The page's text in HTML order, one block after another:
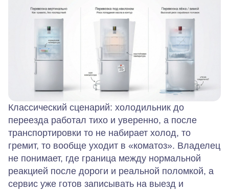
Классический сценарий: холодильник до
переезда работал тихо и уверенно, а после
транспортировки то не набирает холод, то
гремит, то вообще уходит в «коматоз». Владелец
не понимает, где граница между нормальной
реакцией после дороги и реальной поломкой, а
сервис уже готов записывать на выезд и